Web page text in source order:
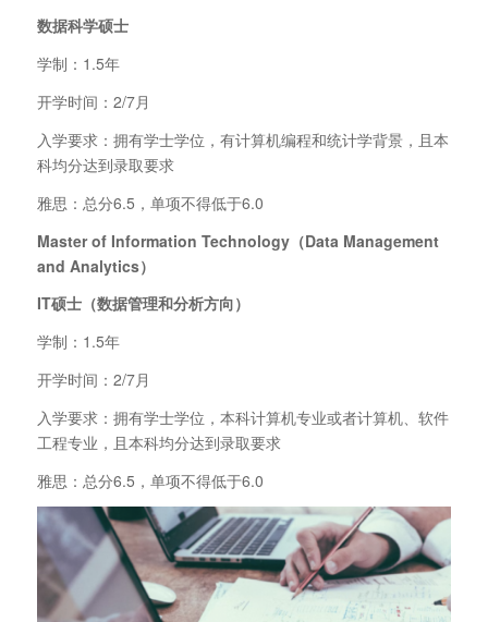
数据科学硕士
学制：1.5年
开学时间：2/7月
入学要求：拥有学士学位，有计算机编程和统计学背景，且本
科均分达到录取要求
雅思：总分6.5，单项不得低于6.0
Master of Information Technology（Data Management
and Analytics）
IT硕士（数据管理和分析方向）
学制：1.5年
开学时间：2/7月
入学要求：拥有学士学位，本科计算机专业或者计算机、软件
工程专业，且本科均分达到录取要求
雅思：总分6.5，单项不得低于6.0